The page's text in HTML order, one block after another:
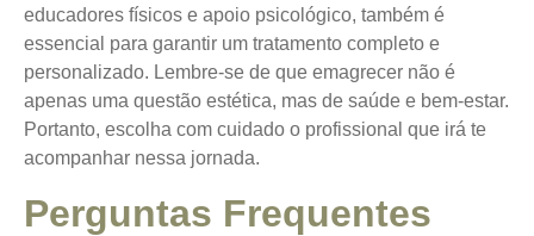
educadores físicos e apoio psicológico, também é
essencial para garantir um tratamento completo e
personalizado. Lembre-se de que emagrecer não é
apenas uma questão estética, mas de saúde e bem-estar.
Portanto, escolha com cuidado o profissional que irá te
acompanhar nessa jornada.
Perguntas Frequentes